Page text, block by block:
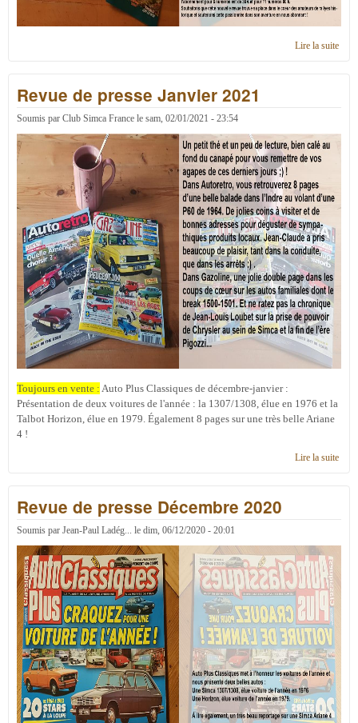
Lire la suitede
Revue de presse Janvier 2021
Soumis par Club Simca France le sam, 02/01/2021 - 23:54
Toujours en vente : Auto Plus Classiques de décembre-janvier :
Présentation de deux voitures de l'année : la 1307/1308, élue en 1976 et la
Talbot Horizon, élue en 1979. Également 8 pages sur une très belle Ariane
4 !
Lire la suitede
Revue de presse Décembre 2020
Soumis par Jean-Paul Ladég... le dim, 06/12/2020 - 20:01